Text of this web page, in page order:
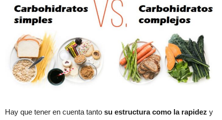
Hay que tener en cuenta tanto su estructura como la rapidez y